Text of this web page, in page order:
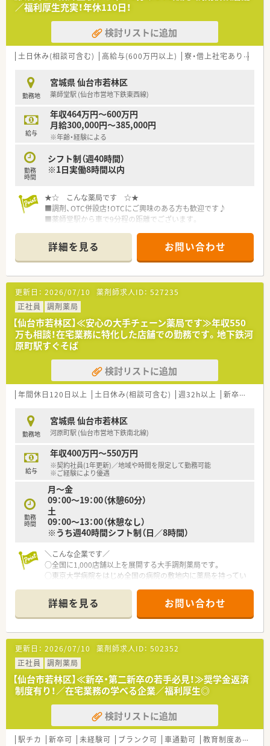
頑張りがはっきりと反映され、やりがいを持って取り組んでいく
ことができます。
／福利厚生充実！年休110日！
検討リストに追加
土日休み(相談可含む) 高給与(600万円以上) 寮・借上社宅あり
勤務地
宮城県 仙台市若林区
薬師堂駅 (仙台市営地下鉄東西線)
給与
年収464万円～600万円
月給300,000円～385,000円
※年齢・経験による
勤務
時間
シフト制（週40時間）
※1日実働8時間以内
★☆ こんな薬局です ☆★
■調剤、OTC併設店！OTCにご興味のある方も歓迎です♪
■薬師堂駅から車で9分程の距離でございます。
★☆ こんな企業です ☆★
■年間休日110日、有休消化もしやすい環境です。しっかり働い
て、その分オフの日はゆっくりリフレッシュできます。
■大手チェーン薬局ならではの福利厚生が充実していますので、
産休育休制度や育児介護短時間勤務制度など、ライフスタイルの
変化にあわせて安心してお仕事を続けられる実績が多数ありま
す。
■教育制度も充実！教育制度以外にも、明確な昇格基準を設けら
れております。
詳細を見る お問い合わせ
更新日： 2026/07/10 薬剤師求人ID： 527235
正社員
調剤薬局
【仙台市若林区】≪安心の大手チェーン薬局です≫年収550
万も相談！在宅業務に特化した店舗での勤務です。地下鉄河
原町駅すぐそば
検討リストに追加
年間休日120日以上 土日休み(相談可含む) 週32h以上 新卒可
勤務地
宮城県 仙台市若林区
河原町駅 (仙台市営地下鉄南北線)
給与
年収400万円～550万円
※契約社員(1年更新)／地域や時間を限定して勤務可能
※ご経験により優遇
勤務
時間
月～金
09：00～19：00（休憩60分）
土
09：00～13：00（休憩なし）
※うち週40時間シフト制（日／8時間）
＼こんな企業です／
○全国に1,000店舗以上を展開する大手調剤薬局です。
○東京大学病院をはじめ全国の病院の敷地内に薬局を持ってい
病診薬連携を強化することで、地域にお住いの患者様に高度な医
療の提供を実現しています。
○全店「同一の機械・システム」を採用しており、且つ処方箋の応
需内容が多岐にわたる（敷地内・病院門前・医療モール・CL門前）
ので、スキルUPしたい方にはお勧めもです。
○長期就業＆自己研讃を続ける事で給与があがる仕組みになっ
ており、将来的に高年収も狙う事が出来ます。
○インターネットを使って処方薬の飲み方を遠隔指導する「オン
ライン服薬指導」、今後も病院の「敷地内薬局」の推進、女性客の
取り込みを狙う店舗でデザインの一新。
M&Aによる店舗拡大と業界のリーディングカンパニーとして成
長を続けています。
○どの店舗も、最新システムが整っています！
詳細を見る お問い合わせ
更新日： 2026/07/10 薬剤師求人ID： 502352
正社員
調剤薬局
【仙台市若林区】≪新卒・第二新卒の若手必見！≫奨学金返済
制度有り！／在宅業務の学べる企業／福利厚生◎
検討リストに追加
駅チカ 新卒可 未経験可 ブランク可 車通勤可 教育制度あり